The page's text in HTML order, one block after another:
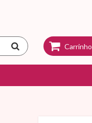
Carrinho